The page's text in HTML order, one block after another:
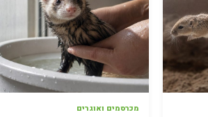
מכרסמים ואוגרים